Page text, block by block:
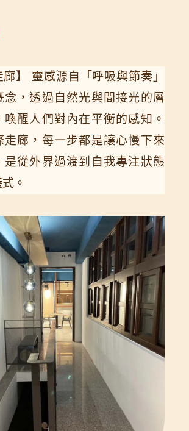
廊】 靈感源自「呼吸與節奏」
念，透過自然光與間接光的層
喚醒人們對內在平衡的感知。
走廊，每一步都是讓心慢下來
是從外界過渡到自我專注狀態
。